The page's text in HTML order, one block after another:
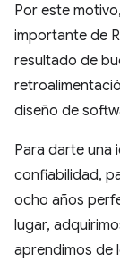
Por este
importante de
resultado de
diseño de
Para darte una
confiabilidad,
ocho años
lugar,
aprendimos de